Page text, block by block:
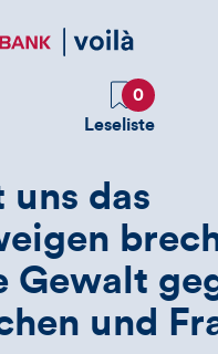
Favoriten
0
Leseliste
uns das
Gewalt
und